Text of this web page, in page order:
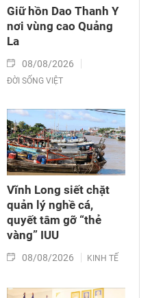
Giữ hồn Dao Thanh Y
nơi vùng cao Quảng
La
08/08/2026
ĐỜI SỐNG VIỆT
Vĩnh Long siết chặt
quản lý nghề cá,
quyết tâm gỡ “thẻ
vàng” IUU
08/08/2026 KINH TẾ